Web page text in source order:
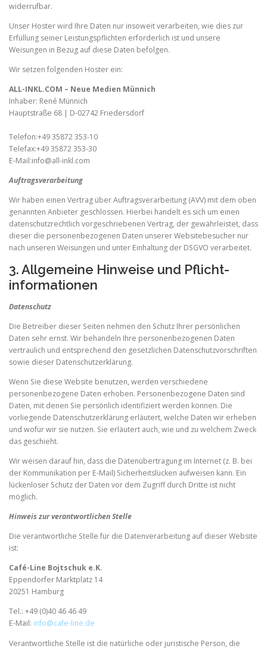
widerrufbar.
Unser Hoster wird Ihre Daten nur insoweit verarbeiten, wie dies zur
Erfüllung seiner Leistungspflichten erforderlich ist und unsere
Weisungen in Bezug auf diese Daten befolgen.
Wir setzen folgenden Hoster ein:
ALL-INKL.COM – Neue Medien Münnich
Inhaber: René Münnich
Hauptstraße 68 | D-02742 Friedersdorf
Telefon:+49 35872 353-10
Telefax:+49 35872 353-30
E-Mail:info@all-inkl.com
Auftragsverarbeitung
Wir haben einen Vertrag über Auftragsverarbeitung (AVV) mit dem oben
genannten Anbieter geschlossen. Hierbei handelt es sich um einen
datenschutzrechtlich vorgeschriebenen Vertrag, der gewährleistet, dass
dieser die personenbezogenen Daten unserer Websitebesucher nur
nach unseren Weisungen und unter Einhaltung der DSGVO verarbeitet.
3. Allgemeine Hinweise und Pflicht­
informationen
Datenschutz
Die Betreiber dieser Seiten nehmen den Schutz Ihrer persönlichen
Daten sehr ernst. Wir behandeln Ihre personenbezogenen Daten
vertraulich und entsprechend den gesetzlichen Datenschutzvorschriften
sowie dieser Datenschutzerklärung.
Wenn Sie diese Website benutzen, werden verschiedene
personenbezogene Daten erhoben. Personenbezogene Daten sind
Daten, mit denen Sie persönlich identifiziert werden können. Die
vorliegende Datenschutzerklärung erläutert, welche Daten wir erheben
und wofür wir sie nutzen. Sie erläutert auch, wie und zu welchem Zweck
das geschieht.
Wir weisen darauf hin, dass die Datenübertragung im Internet (z. B. bei
der Kommunikation per E-Mail) Sicherheitslücken aufweisen kann. Ein
lückenloser Schutz der Daten vor dem Zugriff durch Dritte ist nicht
möglich.
Hinweis zur verantwortlichen Stelle
Die verantwortliche Stelle für die Datenverarbeitung auf dieser Website
ist:
Café-Line Bojtschuk e.K.
Eppendorfer Marktplatz 14
20251 Hamburg
Tel.: +49 (0)40 46 46 49
E-Mail: info@cafe-line.de
Verantwortliche Stelle ist die natürliche oder juristische Person, die